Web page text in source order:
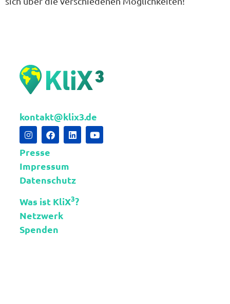
kontakt@klix3.de
Presse
Impressum
Datenschutz
Was ist KliX3?
Netzwerk
Spenden